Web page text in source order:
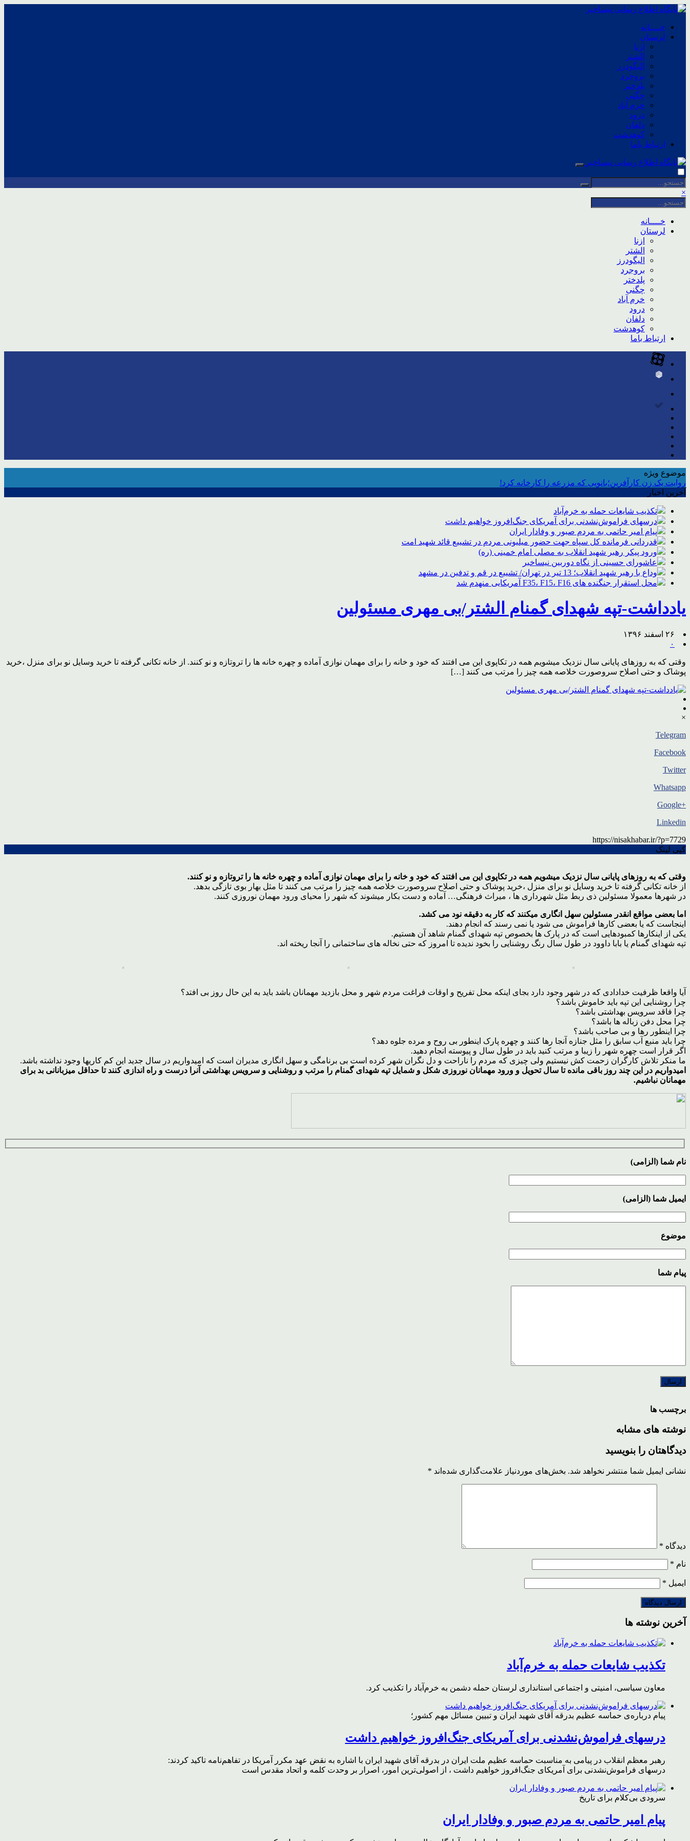
خــــانه
لرستان
ازنا
الشتر
الیگودرز
بروجرد
پلدختر
چگنی
خرم آباد
درود
دلفان
کوهدشت
ارتباط باما
×
خــــانه
لرستان
ازنا
الشتر
الیگودرز
بروجرد
پلدختر
چگنی
خرم آباد
درود
دلفان
کوهدشت
ارتباط باما
موضوع ویژه
روایت یک زن کارآفرین؛بانویی که مزرعه را کارخانه کرد!
آخرین اخبار
تکذیب شایعات حمله به خرم‌آباد
درسهای فراموش‌نشدنی برای آمریکای جنگ‌افروز خواهیم داشت
پیام امیر حاتمی به مردم صبور و وفادار ایران
قدردانی فرمانده کل سپاه جهت حضور میلیونی مردم در تشییع قائد شهید امت
ورود پیکر رهبر شهید انقلاب به مصلی امام خمینی (ره)
عاشورای حسینی از نگاه دوربین نیساخبر
وداع با رهبر شهید انقلاب؛ 13 تیر در تهران/ تشییع در قم و تدفین در مشهد
محل استقرار جنگنده های F35، F15، F16 آمریکایی منهدم شد
یادداشت-تپه شهدای گمنام الشتر/بی مهری مسئولین
۲۶ اسفند ۱۳۹۶
۰
وقتی که به روزهای پایانی سال نزدیک میشویم همه در تکاپوی این می افتند که خود و خانه را برای مهمان نوازی آماده و چهره خانه ها را تروتازه و نو کنند. از خانه تکانی گرفته تا خرید وسایل نو برای منزل ،خرید
پوشاک و حتی اصلاح سروصورت خلاصه همه چیز را مرتب می کنند […]
×
Telegram
Facebook
Twitter
Whatsapp
+Google
Linkedin
https://nisakhabar.ir/?p=7729
کپی لینک
وقتی که به روزهای پایانی سال نزدیک میشویم همه در تکاپوی این می افتند که خود و خانه را برای مهمان نوازی آماده و چهره خانه ها را تروتازه و نو کنند.
از خانه تکانی گرفته تا خرید وسایل نو برای منزل ،خرید پوشاک و حتی اصلاح سروصورت خلاصه همه چیز را مرتب می کنند تا مثل بهار بوی تازگی بدهد.
در شهرها معمولا مسئولین ذی ربط مثل شهرداری ها ، میراث فرهنگی… آماده و دست بکار میشوند که شهر را محیای ورود مهمان نوروزی کنند.
اما بعضی مواقع انقدر مسئولین سهل انگاری میکنند که کار به دقیقه نود می کشد.
اینجاست که یا بعضی کارها فراموش می شود یا نمی رسند که انجام دهند.
یکی از اینکارها کمبودهایی است که در پارک ها بخصوص تپه شهدای گمنام شاهد آن هستیم.
تپه شهدای گمنام یا بابا داوود در طول سال رنگ روشنایی را بخود ندیده تا امروز که حتی نخاله های ساختمانی را آنجا ریخته اند.
آیا واقعا ظرفیت خدادادی که در شهر وجود دارد بجای اینکه محل تفریح و اوقات فراغت مردم شهر و محل بازدید مهمانان باشد باید به این حال روز بی افتد؟
چرا روشنایی این تپه باید خاموش باشد؟
چرا فاقد سرویس بهداشتی باشد؟
چرا محل دفن زباله ها باشد؟
چرا اینطور رها و بی صاحب باشد؟
چرا باید منبع آب سابق را مثل جنازه آنجا رها کنند و چهره پارک اینطور بی روح و مرده جلوه دهد؟
اگر قرار است چهره شهر را زیبا و مرتب کنید باید در طول سال ‌و پیوسته انجام دهید.
ما منکر تلاش کارگران زحمت کش نیستیم ولی چیزی که مردم را ناراحت و دل نگران شهر کرده است بی برنامگی و سهل انگاری مدیران است که امیدواریم در سال جدید این کم کاریها وجود نداشته باشد.
امیدواریم در این چند روز باقی مانده تا سال تحویل و ورود مهمانان نوروزی شکل و شمایل تپه شهدای گمنام را مرتب و روشنایی و سرویس بهداشتی آنرا درست و راه اندازی کنند تا حداقل میزبانانی بد برای
مهمانان نباشیم.
نام شما (الزامی)
ایمیل شما (الزامی)
موضوع
پیام شما
برچسب ها
نوشته های مشابه
دیدگاهتان را بنویسید
نشانی ایمیل شما منتشر نخواهد شد. بخش‌های موردنیاز علامت‌گذاری شده‌اند *
دیدگاه *
نام *
ایمیل *
آخرین نوشته ها
تکذیب شایعات حمله به خرم‌آباد
معاون سیاسی، امنیتی و اجتماعی استانداری لرستان حمله دشمن به خرم‌آباد را تکذیب کرد.
پیام درباره‌ی حماسه عظیم بدرقه آقای شهید ایران و تبیین مسائل مهم کشور؛
درسهای فراموش‌نشدنی برای آمریکای جنگ‌افروز خواهیم داشت
رهبر معظم انقلاب در پیامی به مناسبت حماسه عظیم ملت ایران در بدرقه آقای شهید ایران با اشاره به نقض عهد مکرر آمریکا در تفاهم‌نامه تاکید کردند:
درسهای فراموش‌نشدنی برای آمریکای جنگ‌افروز خواهیم داشت ، از اصولی‌ترین امور، اصرار بر وحدت کلمه و اتحاد مقدس است
سرودی بی‌کلام برای تاریخ
پیام امیر حاتمی به مردم صبور و وفادار ایران